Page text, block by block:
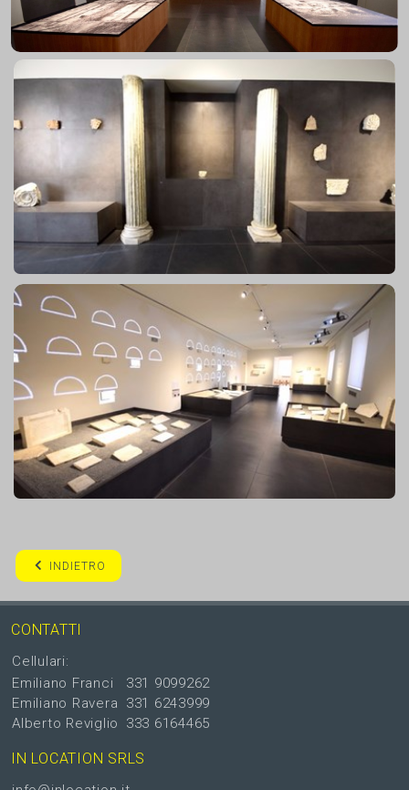
INDIETRO
CONTATTI
Cellulari:
Emiliano Franci
Emiliano Ravera
Alberto Reviglio
331 9099262
331 6243999
333 6164465
IN LOCATION SRLS